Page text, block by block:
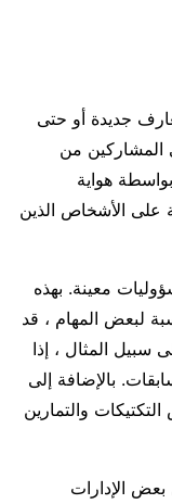
جديدة أو حتى
المشاركين من
هواية
الأشخاص الذين
معينة. بهذه
لبعض المهام ، قد
المثال ، إذا
بالإضافة إلى
والتمارين
بعض الإدارات